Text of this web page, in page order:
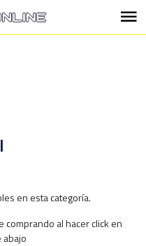
en esta categoría.
comprando al hacer click en
abajo